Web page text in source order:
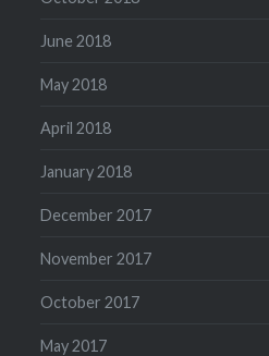
June 2018
May 2018
April 2018
January 2018
December 2017
November 2017
October 2017
May 2017